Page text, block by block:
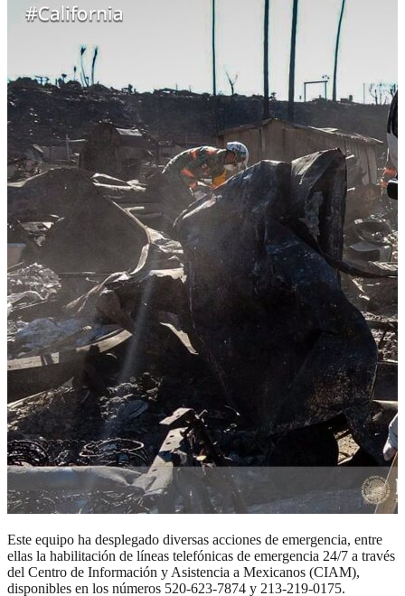
Este equipo ha desplegado diversas acciones de emergencia, entre
ellas la habilitación de líneas telefónicas de emergencia 24/7 a través
del Centro de Información y Asistencia a Mexicanos (CIAM),
disponibles en los números 520-623-7874 y 213-219-0175.